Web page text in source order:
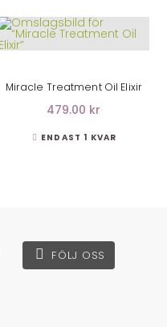
Miracle Treatment Oil Elixir
479.00 kr
ENDAST 1 KVAR
FÖLJ OSS